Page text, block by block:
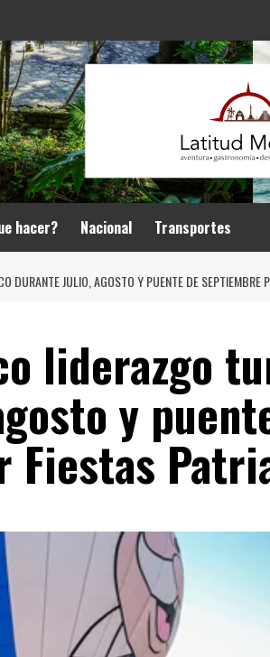
hacer? Nacional Transportes
DURANTE JULIO, AGOSTO Y PUENTE DE SEPTIEMBRE
liderazgo
y